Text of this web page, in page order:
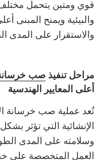
قوي ومتين يتحمل
والبيئية ويمنح المبنى
والاستقرار على المدى
مراحل تنفيذ صب
أعلى المعايير الهندسية
تُعد عملية صب خرسانة
الإنشائية التي تؤثر
وسلامته على المدى
العمل المتخصصة على